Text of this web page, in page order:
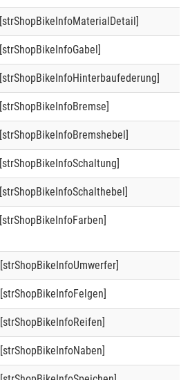
[strShopBikeInfoMaterialDetail]
[strShopBikeInfoGabel]
[strShopBikeInfoHinterbaufederung]
[strShopBikeInfoBremse]
[strShopBikeInfoBremshebel]
[strShopBikeInfoSchaltung]
[strShopBikeInfoSchalthebel]
[strShopBikeInfoFarben]
[strShopBikeInfoUmwerfer]
[strShopBikeInfoFelgen]
[strShopBikeInfoReifen]
[strShopBikeInfoNaben]